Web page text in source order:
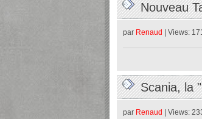
Nouveau
par Renaud | Views:
Scania, la
26/02/2023
par Renaud | Views: